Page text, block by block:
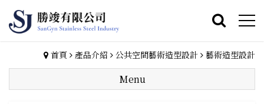
首頁 產品介紹 公共空間藝術造型設計 藝術造型設計
Menu